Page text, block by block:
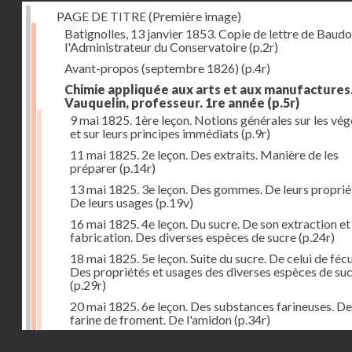
PAGE DE TITRE (Première image)
Batignolles, 13 janvier 1853. Copie de lettre de
l'Administrateur du Conservatoire(p.2r)
Avant-propos (septembre 1826) (p.4r)
Chimie appliquée aux arts et aux
Vauquelin, professeur. 1re année (p.5r)
9 mai 1825. 1ère leçon. Notions générales sur les
et sur leurs principes immédiats (p.9r)
11 mai 1825. 2e leçon. Des extraits. Manière de les
préparer(p.14r)
13 mai 1825. 3e leçon. Des gommes. De leurs
De leurs usages (p.19v)
16 mai 1825. 4e leçon. Du sucre. De son extraction et
fabrication. Des diverses espèces de sucre(p.24r)
18 mai 1825. 5e leçon. Suite du sucre. De celui de
Des propriétés et usages des diverses espèces de
(p.29r)
20 mai 1825. 6e leçon. Des substances farineuses.
farine de froment. De l'amidon(p.34r)